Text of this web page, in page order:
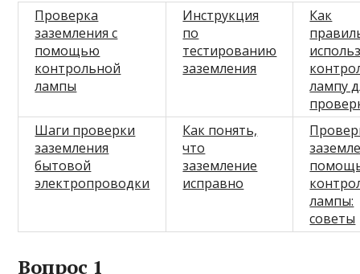
Проверка
заземления с
помощью
контрольной
лампы
Инструкция
по
тестированию
заземления
Как
лампу
Шаги проверки
заземления
бытовой
электропроводки
Как понять,
что
заземление
исправно
лампы:
советы
Вопрос 1